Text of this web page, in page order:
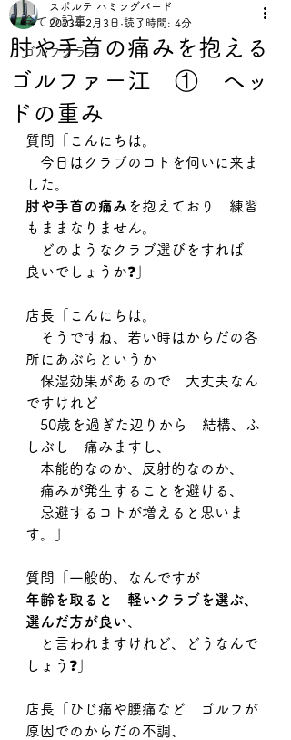
全ての記事
ゴルフクラブ
肘や手首の痛みを抱える
ゴルファー江 ① ヘッ
ドの重み
スポルテ ハミングバード
2023年2月3日 読了時間: 4分
質問「こんにちは。
今日はクラブのコトを伺いに来ま
した。
肘や手首の痛み を抱えており　練習
もままなりません。
どのようなクラブ選びをすれば
良いでしょうか❓」
店長「こんにちは。
そうですね、若い時はからだの各
所にあぶらというか
保湿効果があるので　大丈夫なん
ですけれど
50歳を過ぎた辺りから　結構、ふ
しぶし　痛みますし、
本能的なのか、反射的なのか、
痛みが発生することを避ける、
忌避するコトが増えると思いま
す。」
質問「一般的、なんですが
年齢を取ると　軽いクラブを選ぶ、
選んだ方が良い
と言われますけれど、どうなんで
しょう❓」
店長「ひじ痛や腰痛など　ゴルフが
原因でのからだの不調、